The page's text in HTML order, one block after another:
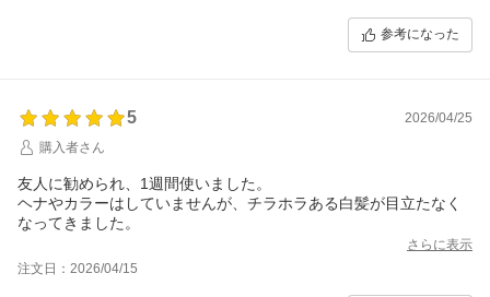
参考になった
5
2026/04/25
購入者さん
友人に勧められ、1週間使いました。
ヘナやカラーはしていませんが、チラホラある白髪が目立たなく
なってきました。
さらに表示
注文日：2026/04/15